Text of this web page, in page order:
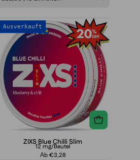
ZIXS
Blue
Chilli
Slim
Ausverkauft
ZIXS Blue Chilli Slim
12 mg/Beutel
Аb €3,28